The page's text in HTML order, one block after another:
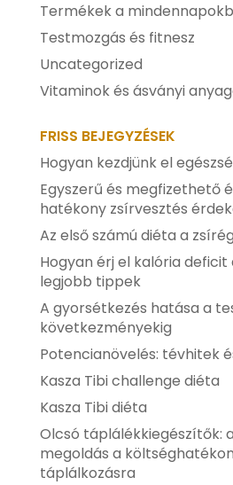
Termékek a
Testmozgás és fitnesz
Uncategorized
Vitaminok és ásványi
FRISS BEJEGYZÉSEK
Hogyan kezdjünk el
Egyszerű és megfizethető
hatékony zsírvesztés
Az első számú diéta a
Hogyan érj el kalória
legjobb tippek
A gyorsétkezés hatása a
következményekig
Potencianövelés: tévhitek
Kasza Tibi challenge diéta
Kasza Tibi diéta
Olcsó táplálékkiegészítők:
megoldás a
táplálkozásra